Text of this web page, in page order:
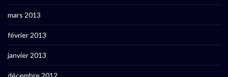
mars 2013
février 2013
janvier 2013